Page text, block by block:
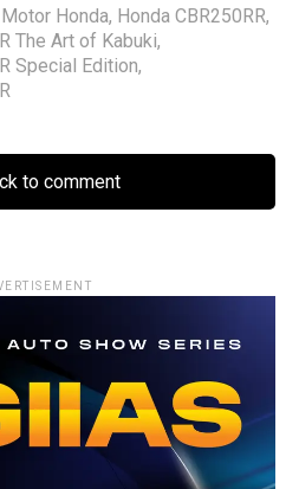
Motor Honda, Honda CBR250RR,
The Art of Kabuki,
Special Edition,
to comment